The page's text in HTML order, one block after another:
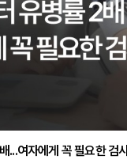
...여자에게 꼭 필요한 검